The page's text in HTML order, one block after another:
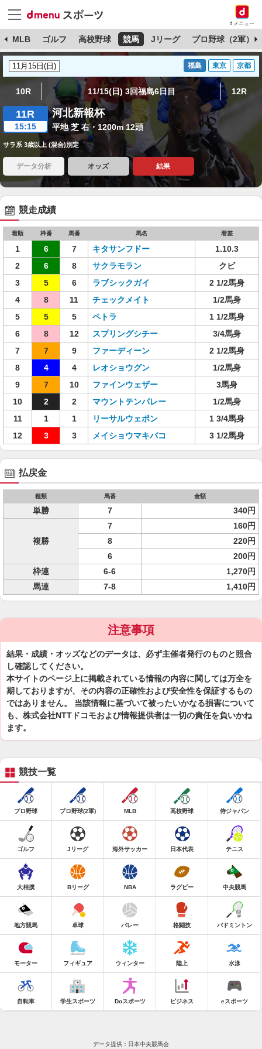
dメニュー
MLB ゴルフ 高校野球 競馬 Jリーグ プロ野球（2軍）
福島 東京 京都
10R 11/15(日) 3回福島6日目 12R
11R
15:15
河北新報杯
平地 芝 右・1200m 12頭
サラ系 3歳以上 (混合)別定
データ分析 オッズ 結果
競走成績
着順 枠番 馬番 馬名 着差
1 6 7 キタサンフドー
1.10.3
2
6 8 サクラモラン
クビ
3
5 6 ラブシックガイ
2 1/2馬身
4
8 11 チェックメイト
1/2馬身
5
5 5 ペトラ
1 1/2馬身
6
8 12 スプリングシチー
3/4馬身
7
7 9 ファーディーン
2 1/2馬身
8
4 4 レオショウグン
1/2馬身
9
7 10 ファインウェザー
3馬身
10
2 2 マウントテンパレー
1/2馬身
11
1 1 リーサルウェポン
1 3/4馬身
12
3 3 メイショウマキバコ 3 1/2馬身
払戻金
種類 馬番 金額
単勝 7 340円
複勝
7
160円
8
220円
6
200円
枠連
6-6
1,270円
馬連
7-8 1,410円
注意事項
結果・成績・オッズなどのデータは、必ず主催者発行のものと照合
し確認してください。
本サイトのページ上に掲載されている情報の内容に関しては万全を
期しておりますが、その内容の正確性および安全性を保証するもの
ではありません。 当該情報に基づいて被ったいかなる損害について
も、株式会社NTTドコモおよび情報提供者は一切の責任を負いかね
ます。
競技一覧
プロ野球 プロ野球(2軍) MLB 高校野球 侍ジャパン
ゴルフ Jリーグ 海外サッカー 日本代表 テニス
大相撲 Bリーグ NBA ラグビー 中央競馬
地方競馬 卓球 バレー 格闘技 バドミントン
モーター フィギュア ウィンター 陸上 水泳
自転車 学生スポーツ Doスポーツ ビジネス eスポーツ
データ提供：日本中央競馬会